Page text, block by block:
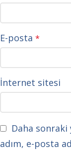
E-posta *
İnternet sitesi
Daha sonraki
adım, e-posta